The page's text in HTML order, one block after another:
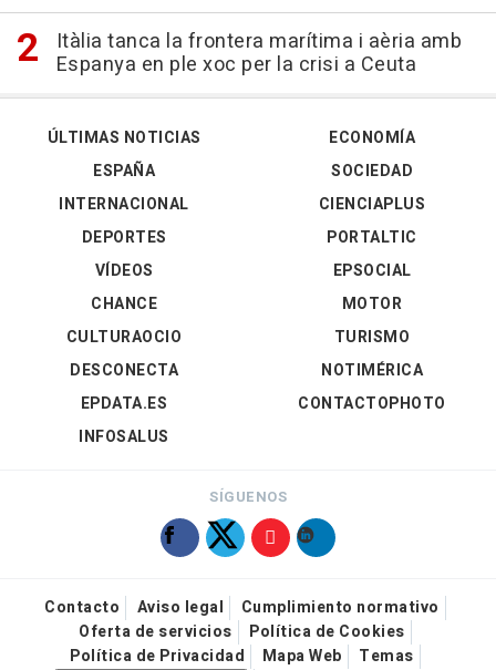
Itàlia tanca la frontera marítima i aèria amb
Espanya en ple xoc per la crisi a Ceuta
ÚLTIMAS NOTICIAS
ESPAÑA
INTERNACIONAL
DEPORTES
VÍDEOS
ECONOMÍA
SOCIEDAD
CIENCIAPLUS
PORTALTIC
EPSOCIAL
CHANCE
CULTURAOCIO
DESCONECTA
EPDATA.ES
INFOSALUS
MOTOR
TURISMO
NOTIMÉRICA
CONTACTOPHOTO
SÍGUENOS
Contacto Aviso legal
Cumplimiento normativo
Oferta de servicios
Política de Cookies
Política de Privacidad
Mapa Web Temas